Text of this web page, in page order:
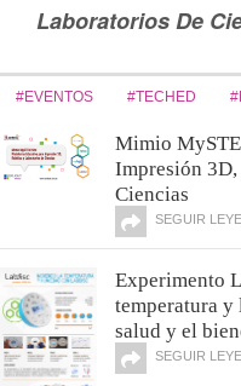
Laboratorios De
#EVENTOS #TECHED
Mimio
Impresión
Ciencias
SEGUIR
Experimento
temperatura y
salud y el
SEGUIR